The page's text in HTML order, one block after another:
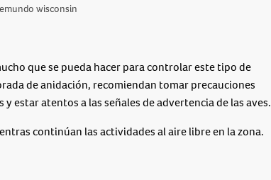
wisconsin
que se pueda hacer para controlar este tipo de
de anidación, recomiendan tomar precauciones
estar atentos a las señales de advertencia de las aves.
continúan las actividades al aire libre en la zona.